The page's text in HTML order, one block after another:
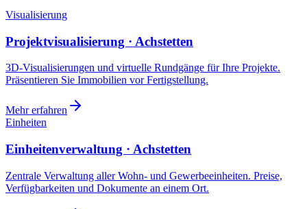
Visualisierung
Projektvisualisierung · Achstetten
3D-Visualisierungen und virtuelle Rundgänge für Ihre Projekte.
Präsentieren Sie Immobilien vor Fertigstellung.
Mehr erfahren
Einheiten
Einheitenverwaltung · Achstetten
Zentrale Verwaltung aller Wohn- und Gewerbeeinheiten. Preise,
Verfügbarkeiten und Dokumente an einem Ort.